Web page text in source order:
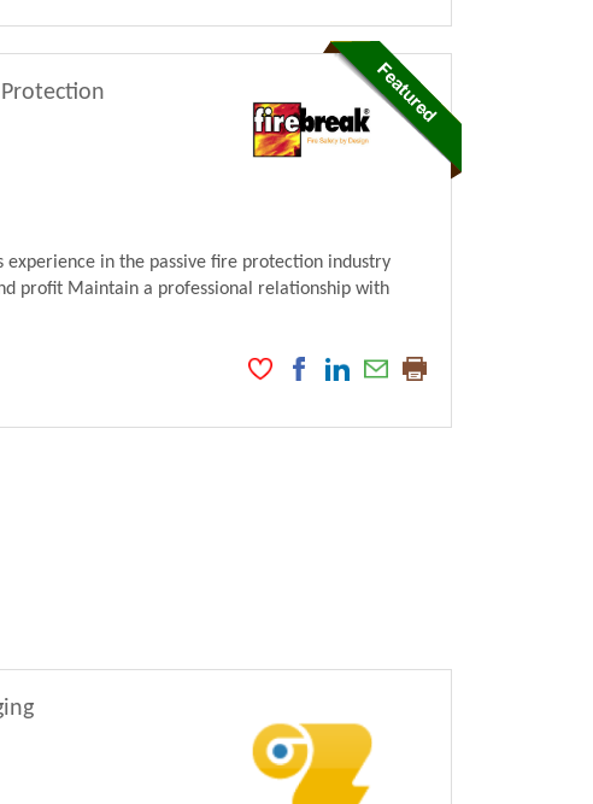
in the passive fire protection industry
profit Maintain a professional relationship with